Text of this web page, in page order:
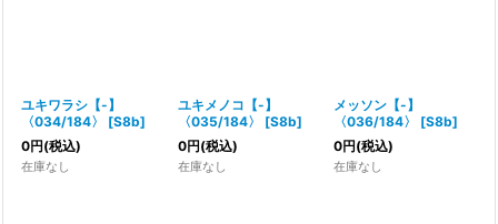
ユキワラシ【-】
〈034/184〉
[S8b]
0円(税込)
在庫なし
ユキメノコ【-】
〈035/184〉
[S8b]
0円(税込)
在庫なし
メッソン【-】
〈036/184〉
[S8b]
0円(税込)
在庫なし